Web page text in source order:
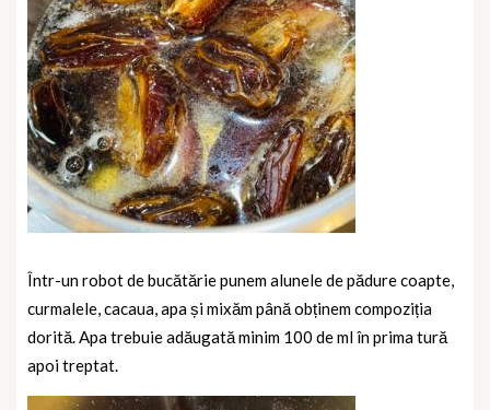
Într-un robot de bucătărie punem alunele de pădure coapte,
curmalele, cacaua, apa și mixămpână obținem compoziția
dorită. Apa trebuie adăugată minim 100 de ml în prima tură
apoi treptat.